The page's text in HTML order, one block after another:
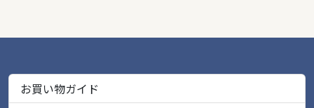
お買い物ガイド